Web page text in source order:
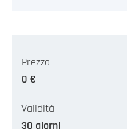
Prezzo
0 €
Validità
30 giorni